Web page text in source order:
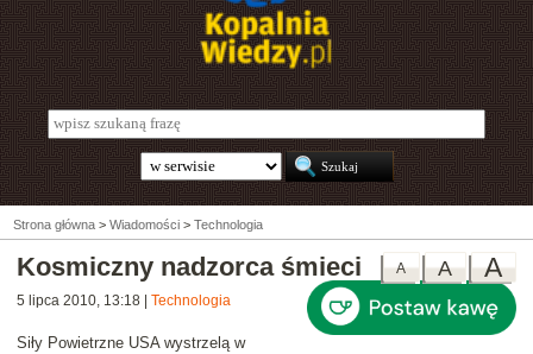
Strona główna > Wiadomości > Technologia
A
A
A
Kosmiczny nadzorca śmieci
5 lipca 2010, 13:18 Technologia
Siły Powietrzne USA wystrzelą w